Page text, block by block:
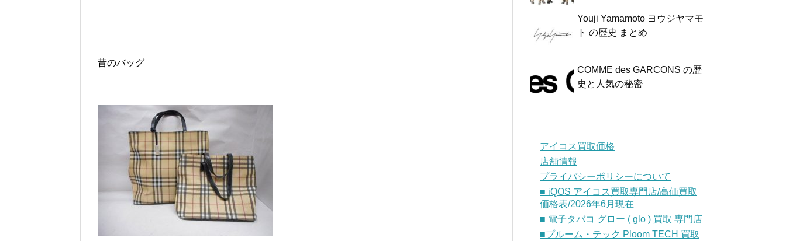
昔のバッグ
Youji Yamamoto ヨウジヤマモ
ト の歴史 まとめ
COMME des GARCONS の歴
史と人気の秘密
アイコス買取価格
店舗情報
プライバシーポリシーについて
■ iQOS アイコス買取専門店/高価買取
価格表/2026年6月現在
■ 電子タバコ グロー ( glo ) 買取 専門店
■プルーム・テック Ploom TECH 買取